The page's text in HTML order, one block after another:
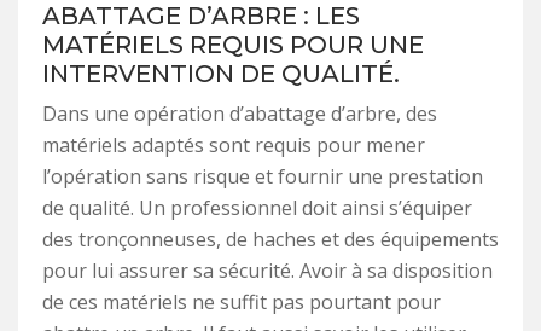
ABATTAGE D’ARBRE : LES
MATÉRIELS REQUIS POUR UNE
INTERVENTION DE QUALITÉ.
Dans une opération d’abattage d’arbre, des
matériels adaptés sont requis pour mener
l’opération sans risque et fournir une prestation
de qualité. Un professionnel doit ainsi s’équiper
des tronçonneuses, de haches et des équipements
pour lui assurer sa sécurité. Avoir à sa disposition
de ces matériels ne suffit pas pourtant pour